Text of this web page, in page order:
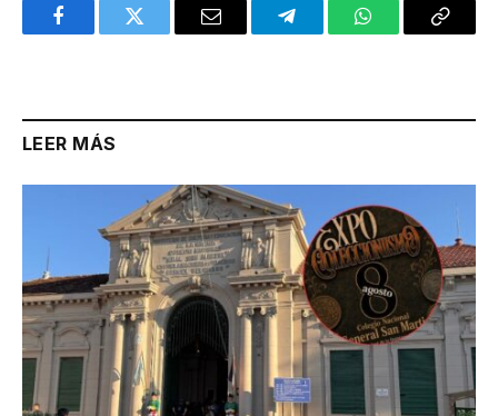
FacebookTwitter Email TelegramWhatsAppCopy
LEER MÁS